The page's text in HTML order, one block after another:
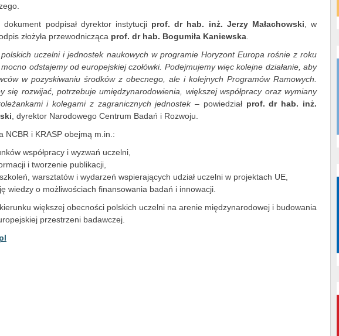
podpisał dyrektor instytucji prof. dr hab. inż. Jerzy Małachowski , w
złożyła przewodnicząca prof. dr hab. Bogumiła Kaniewska
polskich uczelni i jednostek naukowych w programie Horyzont Europa rośnie z roku
odstajemy od europejskiej czołówki. Podejmujemy więc kolejne działanie, aby
w pozyskiwaniu środków z obecnego, ale i kolejnych Programów Ramowych.
się rozwijać, potrzebuje umiędzynarodowienia, większej współpracy oraz wymiany
i kolegami z zagranicznych jednostek– powiedział prof. dr hab. inż.
, dyrektor Narodowego Centrum Badań i Rozwoju.
NCBR i KRASP obejmą m.in.:
współpracy i wyzwań uczelni,
i tworzenie publikacji,
warsztatów i wydarzeń wspierających udział uczelni w projektach UE,
wiedzy o możliwościach finansowania badań i innowacji.
większej obecności polskich uczelni na arenie międzynarodowej i budowania
przestrzeni badawczej.